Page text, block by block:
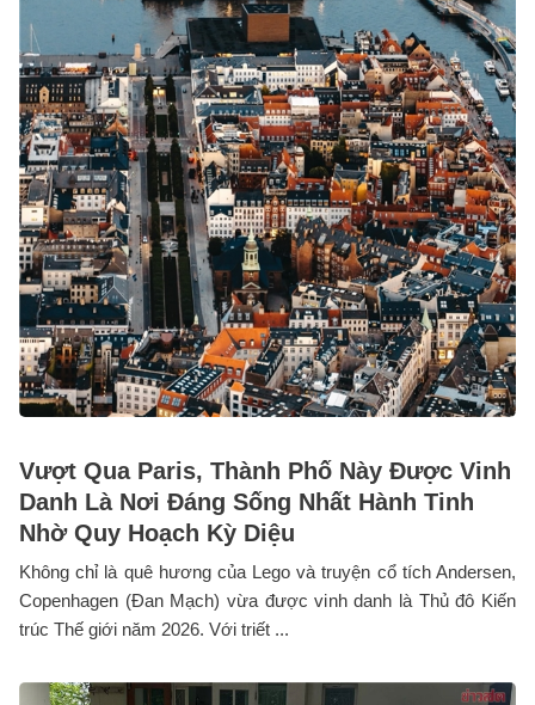
Vượt Qua Paris, Thành Phố Này Được Vinh
Danh Là Nơi Đáng Sống Nhất Hành Tinh
Nhờ Quy Hoạch Kỳ Diệu
Không chỉ là quê hương của Lego và truyện cổ tích Andersen,
Copenhagen (Đan Mạch) vừa được vinh danh là Thủ đô Kiến
trúc Thế giới năm 2026. Với triết ...